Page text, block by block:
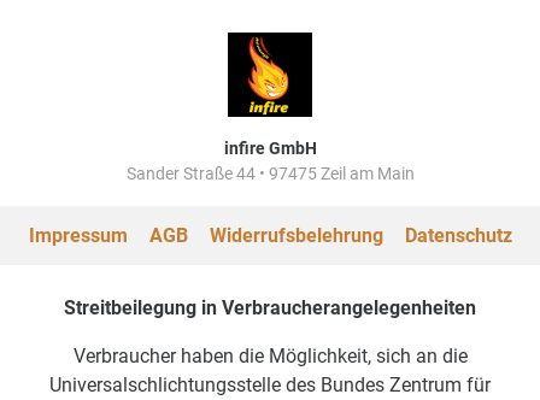
infire GmbH
Sander Straße 44 • 97475 Zeil am Main
Impressum AGB Widerrufsbelehrung Datenschutz
Streitbeilegung in Verbraucherangelegenheiten
Verbraucher haben die Möglichkeit, sich an die
Universalschlichtungsstelle des Bundes Zentrum für